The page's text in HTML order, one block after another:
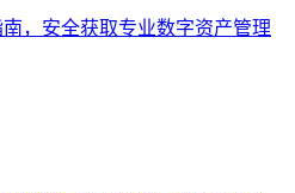
南，安全获取专业数字资产管理